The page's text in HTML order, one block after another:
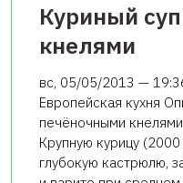
Куриный
кнелями
вс, 05/05/2013 —
Европейская кухня
печёночными
Крупную курицу
глубокую кастрюлю,